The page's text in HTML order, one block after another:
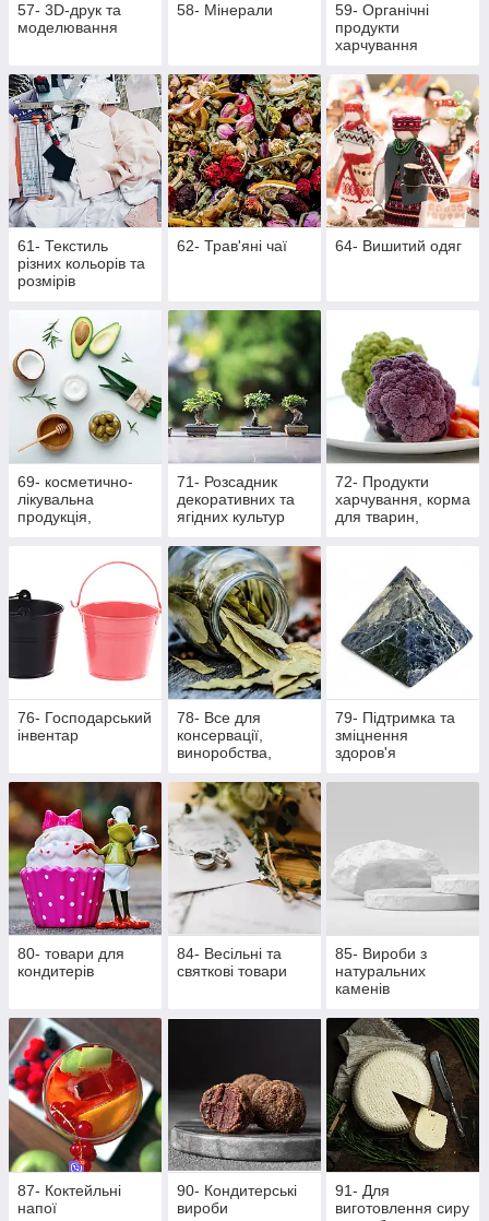
57- 3D-друк та
моделювання
58- Мінерали
59- Органічні
продукти
харчування
61- Текстиль
різних кольорів та
розмірів
62- Трав'яні чаї 64- Вишитий одяг
69- косметично-
лікувальна
продукція,
71- Розсадник
декоративних та
ягідних культур
72- Продукти
харчування, корма
для тварин,
76- Господарський
інвентар
78- Все для
консервації,
виноробства,
79- Підтримка та
зміцнення
здоров'я
80- товари для
кондитерів
84- Весільні та
святкові товари
85- Вироби з
натуральних
каменів
87- Коктейльні
напої
90- Кондитерські
вироби
91- Для
виготовлення сиру